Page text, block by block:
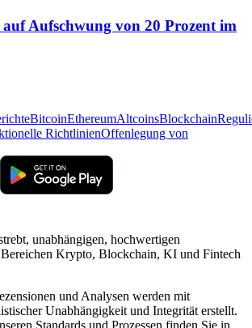
Aufschwung von 20 Prozent im
BitcoinEthereumAltcoinsBlockchain
RichtlinienOffenlegung von
unabhängigen, hochwertigen
Krypto, Blockchain, KI und Fintech
und Analysen werden mit
Unabhängigkeit und Integrität erstellt.
Standards und Prozessen finden Sie in